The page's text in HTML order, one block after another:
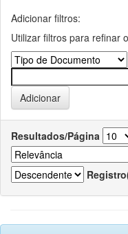
Adicionar filtros:
Utilizar filtros para refinar
Resultados/Página